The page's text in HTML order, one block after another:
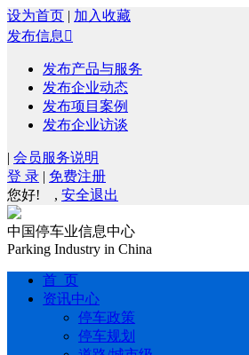
设为首页 | 加入收藏
发布信息 
发布产品与服务
发布企业动态
发布项目案例
发布企业访谈
| 会员服务说明
登 录 | 免费注册
您好!
, 安全退出
中国停车业信息中心
Parking Industry in China
首 页
资讯中心
停车政策
停车规划